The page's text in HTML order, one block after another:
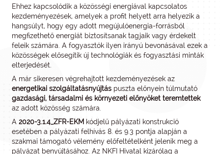
Ehhez kapcsolódik a közösségi energiával kapcsolatos
kezdeményezések, amelyek a profit helyett arra helyezik a
hangsúlyt, hogy egy adott megújulóenergia-forrásból
megfizethető energiát biztosítsanak tagjaik vagy érdekelt
feleik számára. A fogyasztók ilyen irányú bevonásával ezek a
közösségek elősegítik új technológiák és fogyasztási minták
elterjedését.
A már sikeresen végrehajtott kezdeményezések az
energetikai szolgáltatásnyújtás puszta előnyein túlmutató
gazdasági, társadalmi és környezeti előnyöket teremtettek
az adott közösség számára.
A 2020-3.1.4_ZFR-EKM kódjelű pályázati konstrukció
esetében a pályázati felhívás 8. és 9.3 pontja alapján a
szakmai támogató vélemény előfeltételként jelenik meg a
pályázat benyújtásához. Az NKFI Hivatal kizárólag a